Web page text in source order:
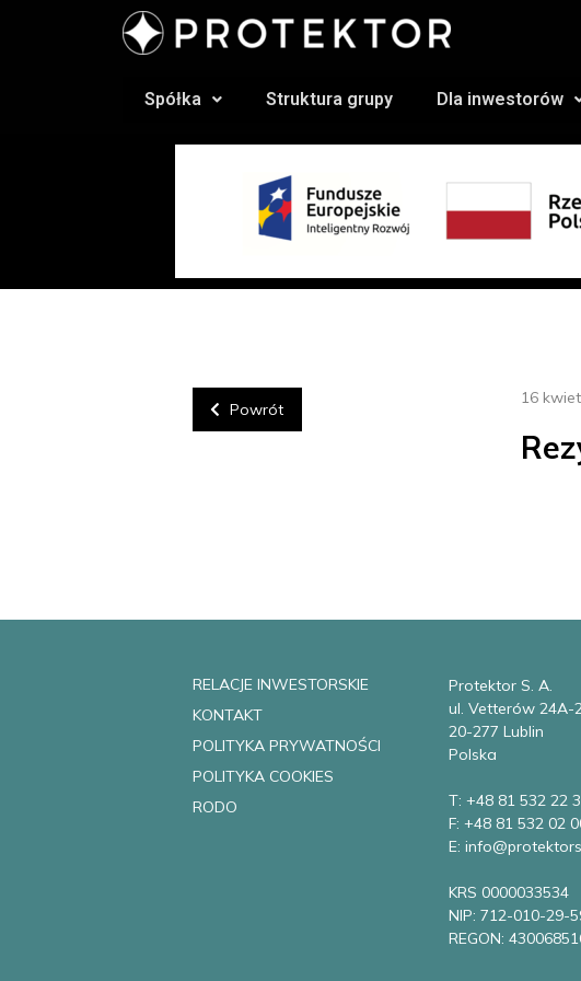
Spółka Struktura grupy Dla inwestorów
Powrót
16
RELACJE INWESTORSKIE
KONTAKT
POLITYKA PRYWATNOŚCI
POLITYKA COOKIES
RODO
Protektor S. A.
ul. Vetterów 24A-
20-277 Lublin
Polska
T: +48 81 532 22
F: +48 81 532 02
E:
KRS 0000033534
NIP: 712-010-29-
REGON: